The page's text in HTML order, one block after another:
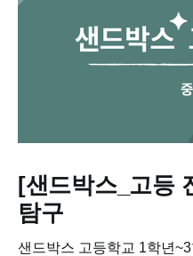
[샌드박스_고등
탐구
샌드박스 고등학교 1학년